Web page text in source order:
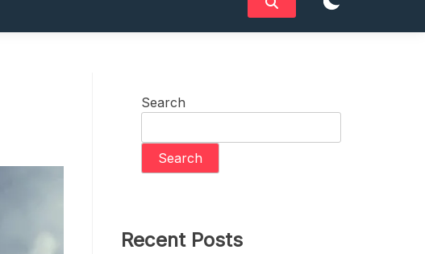
Search
Search
Recent Posts